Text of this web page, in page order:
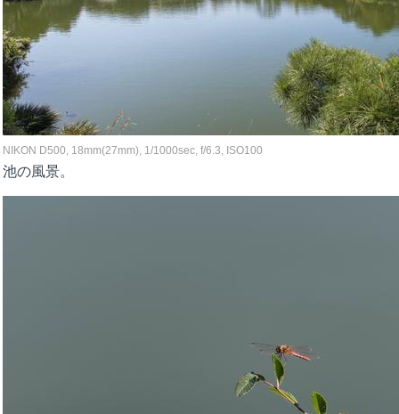
NIKON D500, 18mm(27mm), 1/1000sec, f/6.3, ISO100
池の風景。